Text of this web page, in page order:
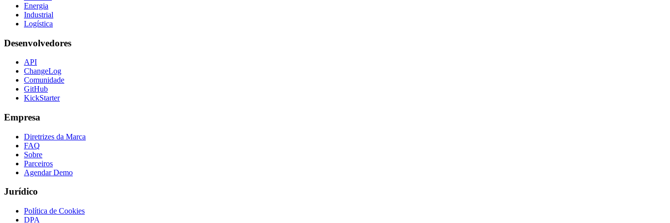
Energia
Industrial
Logística
Desenvolvedores
API
ChangeLog
Comunidade
GitHub
KickStarter
Empresa
Diretrizes da Marca
FAQ
Sobre
Parceiros
Agendar Demo
Jurídico
Política de Cookies
DPA